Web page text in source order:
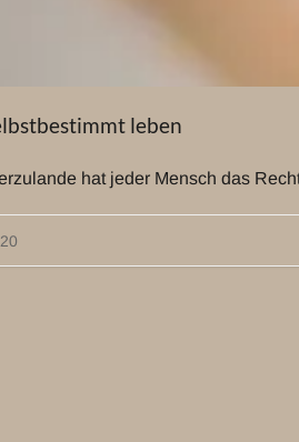
leben
hat jeder Mensch das